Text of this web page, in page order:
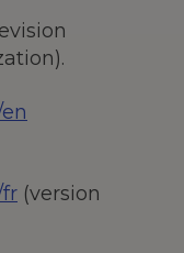
fr (version